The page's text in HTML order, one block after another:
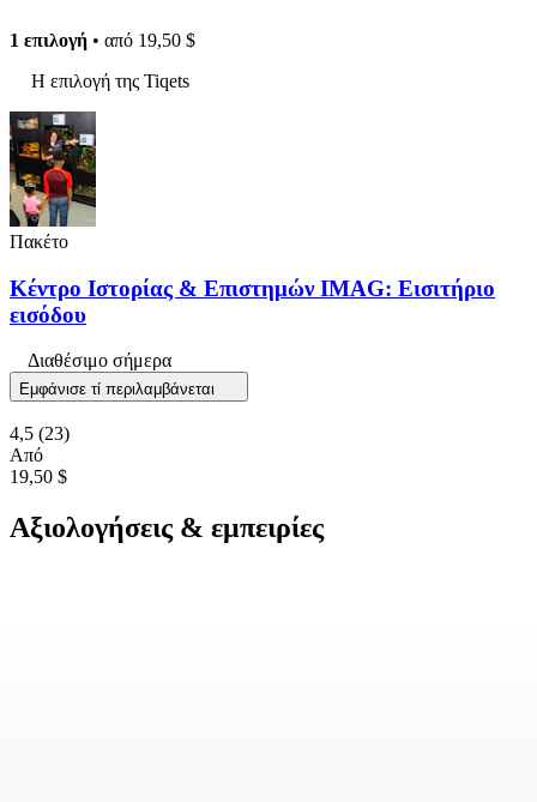
1 επιλογή • από 19,50 $
Η επιλογή της Tiqets
Πακέτο
Κέντρο Ιστορίας & Επιστημών IMAG: Εισιτήριο
εισόδου
Διαθέσιμο σήμερα
Εμφάνισε τί περιλαμβάνεται
4,5 (23)
Από
19,50 $
Αξιολογήσεις & εμπειρίες